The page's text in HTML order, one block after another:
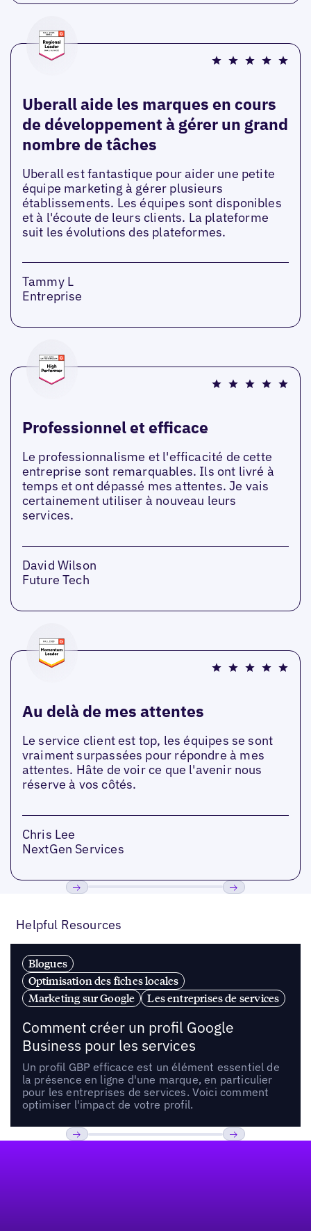
Uberall aide les marques en cours
de développement à gérer un grand
nombre de tâches
Uberall est fantastique pour aider une petite
équipe marketing à gérer plusieurs
établissements. Les équipes sont disponibles
et à l'écoute de leurs clients. La plateforme
suit les évolutions des plateformes.
Tammy L
Entreprise
Professionnel et efficace
Le professionnalisme et l'efficacité de cette
entreprise sont remarquables. Ils ont livré à
temps et ont dépassé mes attentes. Je vais
certainement utiliser à nouveau leurs
services.
David Wilson
Future Tech
Au delà de mes attentes
Le service client est top, les équipes se sont
vraiment surpassées pour répondre à mes
attentes. Hâte de voir ce que l'avenir nous
réserve à vos côtés.
Chris Lee
NextGen Services
Helpful Resources
Blogues
Optimisation des fiches locales
Marketing sur Google
Les entreprises de services
Comment créer un profil Google
Business pour les services
Un profil GBP efficace est un élément essentiel de
la présence en ligne d'une marque, en particulier
pour les entreprises de services. Voici comment
optimiser l'impact de votre profil.